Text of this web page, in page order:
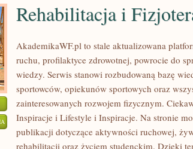
REHABILITACJA
Rehabilitacja i
AkademikaWF.pl to stale aktualizowana
ruchu, profilaktyce zdrowotnej, powrocie do
wiedzy. Serwis stanowi rozbudowaną bazę
sportowców, opiekunów sportowych oraz
zainteresowanych rozwojem fizycznym.
Inspiracje i Lifestyle i Inspiracje. Na stronie
publikacji dotyczące aktywności ruchowej,
rehabilitacji oraz życiem studenckim. Dzięki